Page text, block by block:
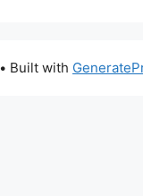
• Built with